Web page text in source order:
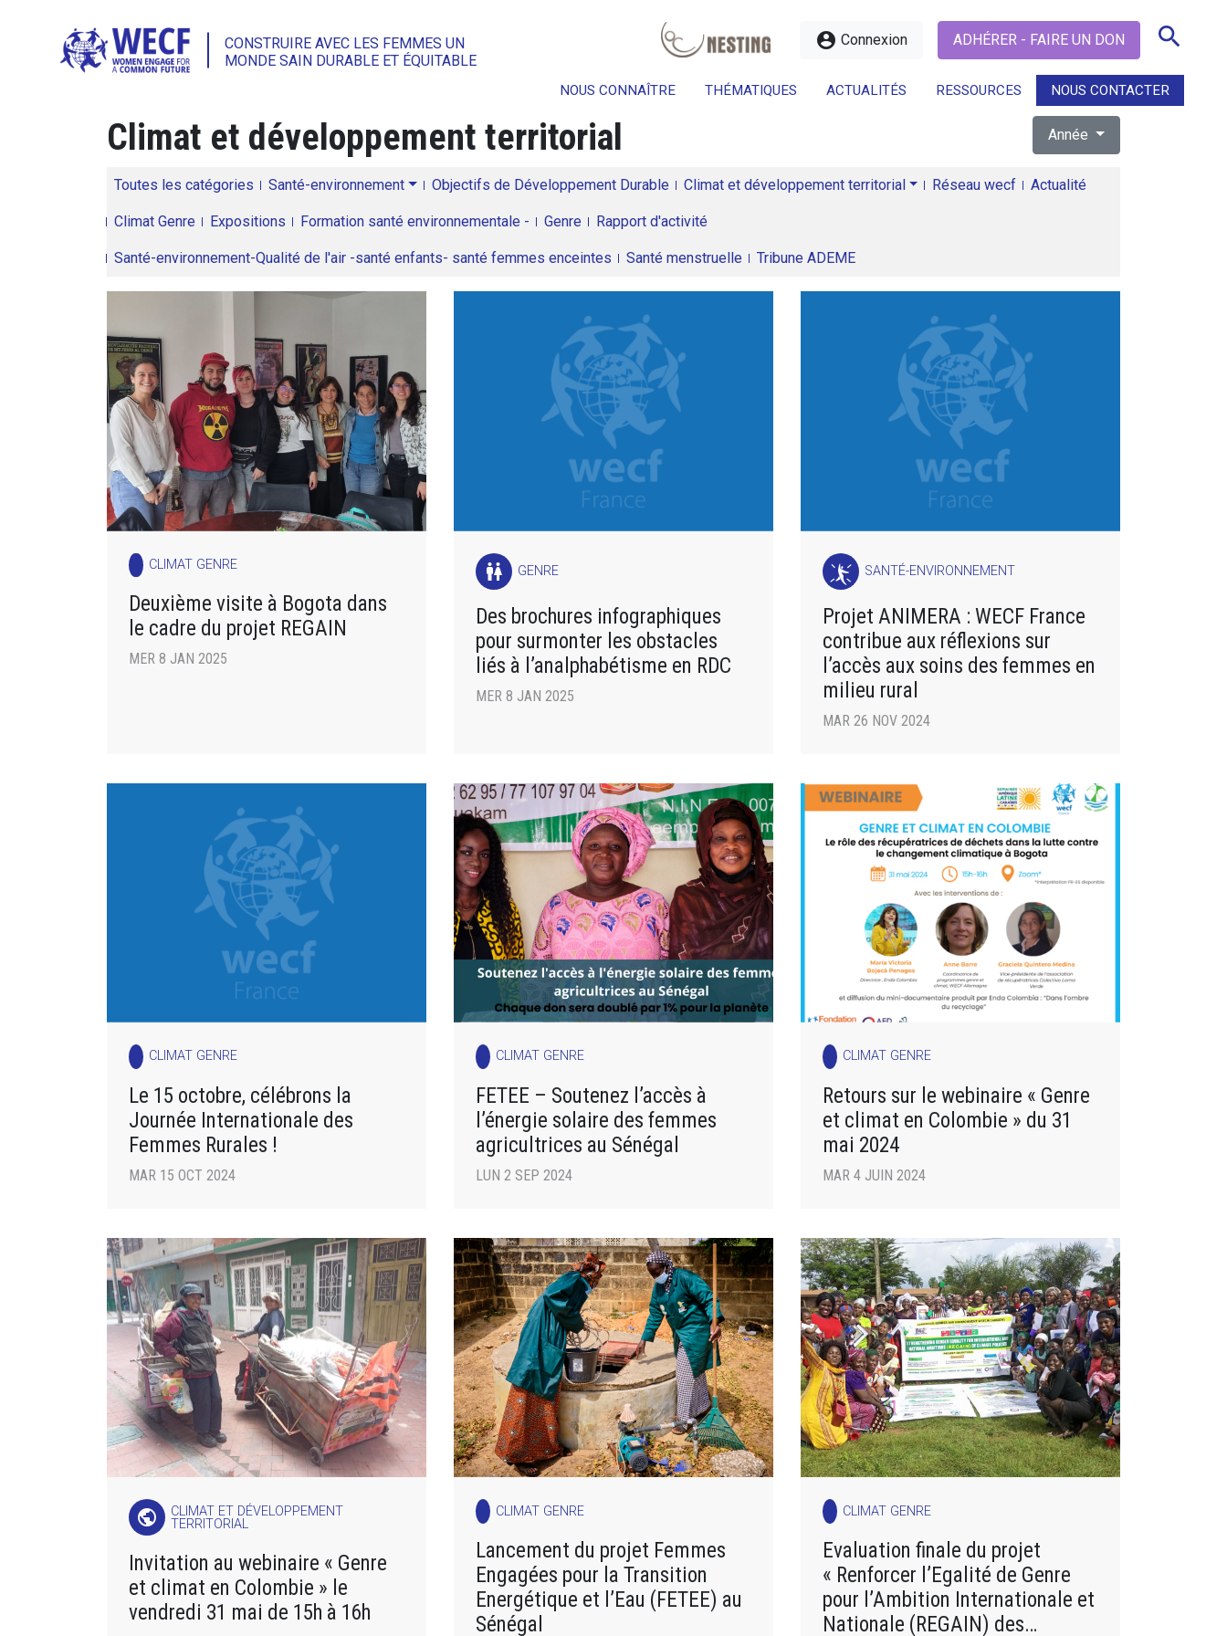
CONSTRUIRE AVEC LES FEMMES UN
MONDE SAIN DURABLE ET ÉQUITABLE
account_circle Connexion ADHÉRER - FAIRE UN DON search
NOUS CONNAÎTRE THÉMATIQUES ACTUALITÉS RESSOURCES NOUS CONTACTER
search
Climat et développement territorial Année
Toutes les catégories Santé-environnement Objectifs de Développement Durable Climat et développement territorial Réseau wecf Actualité
Climat Genre Expositions Formation santé environnementale - Genre Rapport d'activité
Santé-environnement-Qualité de l'air -santé enfants- santé femmes enceintes Santé menstruelle Tribune ADEME
CLIMAT GENRE
Deuxième visite à Bogota dans
le cadre du projet REGAIN
MER 8 JAN 2025
wc GENRE
Des brochures infographiques
pour surmonter les obstacles
liés à l’analphabétisme en RDC
MER 8 JAN 2025
SANTÉ-ENVIRONNEMENT
Projet ANIMERA : WECF France
contribue aux réflexions sur
l’accès aux soins des femmes en
milieu rural
MAR 26 NOV 2024
CLIMAT GENRE
Le 15 octobre, célébrons la
Journée Internationale des
Femmes Rurales !
MAR 15 OCT 2024
CLIMAT GENRE
FETEE – Soutenez l’accès à
l’énergie solaire des femmes
agricultrices au Sénégal
LUN 2 SEP 2024
CLIMAT GENRE
Retours sur le webinaire « Genre
et climat en Colombie » du 31
mai 2024
MAR 4 JUIN 2024
public
CLIMAT ET DÉVELOPPEMENT
TERRITORIAL
Invitation au webinaire « Genre
et climat en Colombie » le
vendredi 31 mai de 15h à 16h
CLIMAT GENRE
Lancement du projet Femmes
Engagées pour la Transition
Energétique et l’Eau (FETEE) au
Sénégal
CLIMAT GENRE
Evaluation finale du projet
« Renforcer l’Egalité de Genre
pour l’Ambition Internationale et
Nationale (REGAIN) des